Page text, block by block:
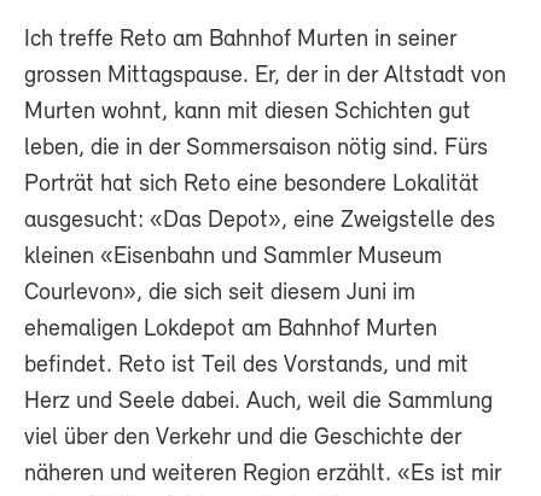
Ich treffe Reto am Bahnhof Murten in seiner
grossen Mittagspause. Er, der in der Altstadt von
Murten wohnt, kann mit diesen Schichten gut
leben, die in der Sommersaison nötig sind. Fürs
Porträt hat sich Reto eine besondere Lokalität
ausgesucht: «Das Depot», eine Zweigstelle des
kleinen «Eisenbahn und Sammler Museum
Courlevon», die sich seit diesem Juni im
ehemaligen Lokdepot am Bahnhof Murten
befindet. Reto ist Teil des Vorstands, und mit
Herz und Seele dabei. Auch, weil die Sammlung
viel über den Verkehr und die Geschichte der
näheren und weiteren Region erzählt. «Es ist mir